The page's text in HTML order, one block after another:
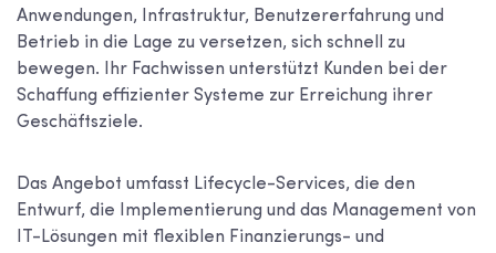
Anwendungen, Infrastruktur, Benutzererfahrung und
Betrieb in die Lage zu versetzen, sich schnell zu
bewegen. Ihr Fachwissen unterstützt Kunden bei der
Schaffung effizienter Systeme zur Erreichung ihrer
Geschäftsziele.
Das Angebot umfasst Lifecycle-Services, die den
Entwurf, die Implementierung und das Management von
IT-Lösungen mit flexiblen Finanzierungs- und